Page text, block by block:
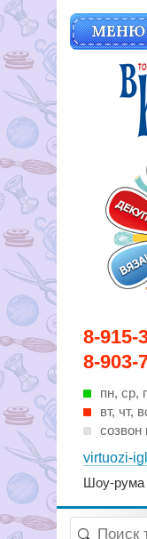
8-915-
8-903-
пн, ср,
вт, чт,
созвон
virtuozi-
Шоу-рума
МЕНЮ
шитья